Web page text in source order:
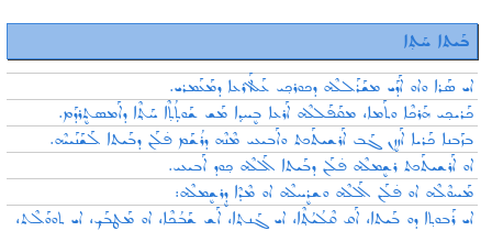
ܒܰܝܬܐ ܚܰܬ̣ܐ
ܐܝ ܣܰܪܐ ܘܐܘ ܐܰܕܰܝ ܡܫܰܪܰܠܠܶܗ ܕܟܘܪܟ݂ܝ ܥܰܠ ܐܰܪܥܐ ܕܡܰܥܰܡܪܝ.
ܟܰܪܝܟ݂ܝ ܗܰܪܟܶܐ ܘܬܰܡܐ، ܡܩܰܦܰܠܠܶܗ ܐܰܪܥܐ ܒܷܚܕ݂ܐ ܡܰܫ ܫܰܘܬܼܳܬ̣ܶܐ ܚܰܬ݂ܶܐ ܕܐܰܡܣܬܷܪܕܰܡ.
ܒܙܰܒܢܐ ܟܰܪܝܐ ܐܰܙܙܷܢ ܓܰܒ ܐܰܪܫܝܬܰܟܬ ܘܐܰܒܝܥܝ ܡܶܢܶܗ ܕܪܳܫܰܡ ܦ̇ܠܰܢ ܕܒܰܝܬܐ ܠܰܫܰܢܰܝܝܶܗ.
ܐܘ ܐܰܪܫܝܬܰܟܬ ܪܫܷܡܠܶܗ ܦ̇ܠܰܢ ܕܒܰܝܬܐ ܐܰܠܠܶܗ ܟ݂ܘܕ ܐܰܒܝܥܝ.
ܡܰܚܘܶܠܶܗ ܐܘ ܦ̇ܠܰܢ ܐܰܠܠܶܗ ܘܫܪܷܚܠܶܗ ܐܘ ܡܶܕܶܐ ܕܷܪܫܷܡܠܶܗ:
ܐܝ ܪܰܒܘܬ݂ܐ ܕܘ ܒܰܝܬܐ، ܐܰܩ ܩܶܠܳܝܳܬ݂ܶܐ، ܐܝ ܓܰܢܬ݂ܐ، ܐܰܫ ܫܰܒܳܟܶܐ، ܐܘ ܡܰܛܒܰܟ݂، ܐܝ ܬܘܘܰܠܶܬ،